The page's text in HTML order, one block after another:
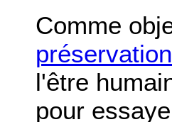
Comme
l'être
pour